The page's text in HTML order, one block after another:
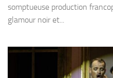
somptueuse production
glamour noir et...